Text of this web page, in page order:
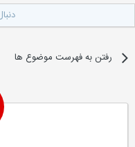
رفتن به فهرست موضوع ها